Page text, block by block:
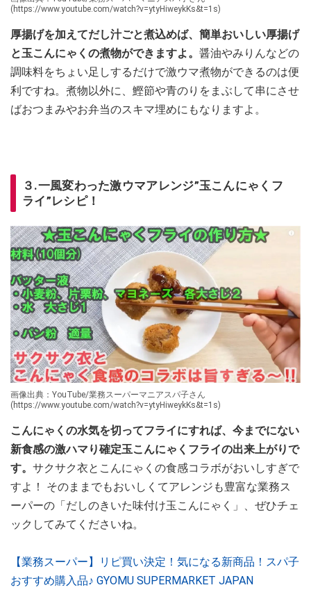
(https://www.youtube.com/watch?v=ytyHiweykKs&t=1s)
厚揚げを加えてだし汁ごと煮込めば、簡単おいしい厚揚げ
と玉こんにゃくの煮物ができますよ。 醤油やみりんなどの
調味料をちょい足しするだけで激ウマ煮物ができるのは便
利ですね。煮物以外に、鰹節や青のりをまぶして串にさせ
ばおつまみやお弁当のスキマ埋めにもなりますよ。
３.一風変わった激ウマアレンジ”玉こんにゃくフ
ライ”レシピ！
画像出典：YouTube/業務スーパーマニアスパ子さん
(https://www.youtube.com/watch?v=ytyHiweykKs&t=1s)
こんにゃくの水気を切ってフライにすれば、今までにない
新食感の激ハマり確定玉こんにゃくフライの出来上がりで
す。 サクサク衣とこんにゃくの食感コラボがおいしすぎで
すよ！ そのままでもおいしくてアレンジも豊富な業務ス
ーパーの「だしのきいた味付け玉こんにゃく」、ぜひチェ
ックしてみてくださいね。
【業務スーパー】リピ買い決定！気になる新商品！スパ子
おすすめ購入品♪ GYOMU SUPERMARKET JAPAN